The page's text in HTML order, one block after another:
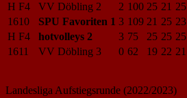
H F4
VV Döbling 2 2 100 25 21 25
1610
SPU Favoriten 1 3 109 21 25 23
H F4
hotvolleys 2 3 75 25 25 25
1611
VV Döbling 3 0 62 19 22 21
Landesliga Aufstiegsrunde (2022/2023)